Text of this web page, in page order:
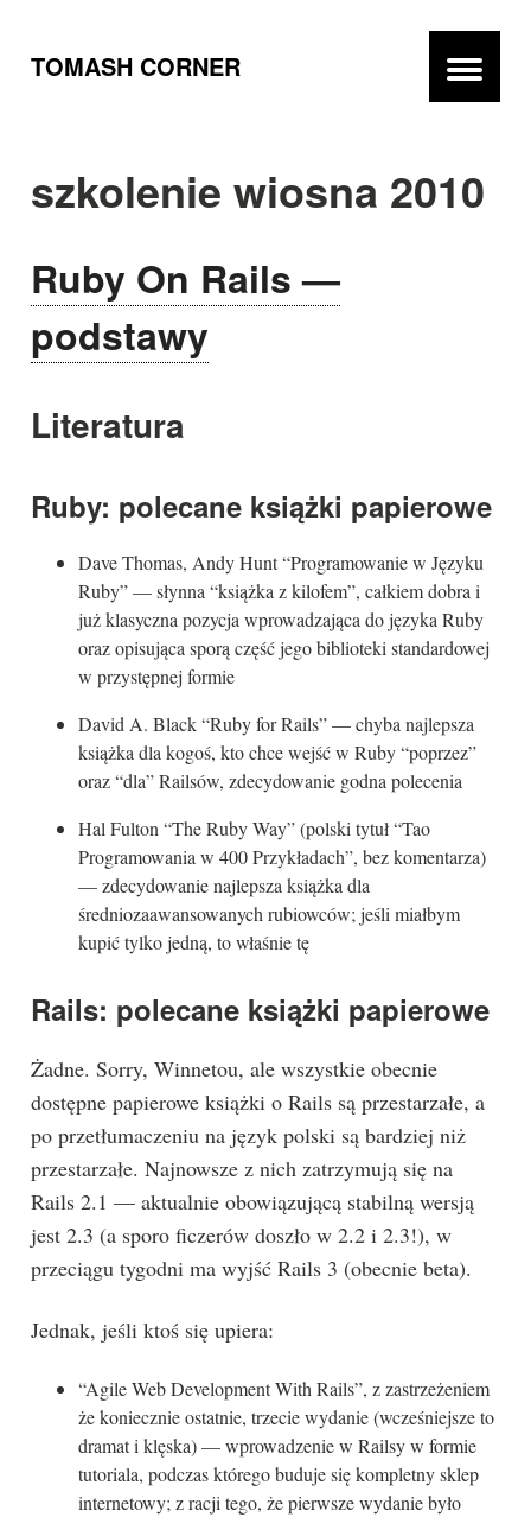
TOMASH CORNER
szkolenie wiosna 2010
Ruby On Rails —
podstawy
Literatura
Ruby: polecane książki papierowe
Dave Thomas, Andy Hunt “Programowanie w Języku
Ruby” — słynna “książka z kilofem”, całkiem dobra i
już klasyczna pozycja wprowadzająca do języka Ruby
oraz opisująca sporą część jego biblioteki standardowej
w przystępnej formie
David A. Black “Ruby for Rails” — chyba najlepsza
książka dla kogoś, kto chce wejść w Ruby “poprzez”
oraz “dla” Railsów, zdecydowanie godna polecenia
Hal Fulton “The Ruby Way” (polski tytuł “Tao
Programowania w 400 Przykładach”, bez komentarza)
— zdecydowanie najlepsza książka dla
średniozaawansowanych rubiowców; jeśli miałbym
kupić tylko jedną, to właśnie tę
Rails: polecane książki papierowe
Żadne. Sorry, Winnetou, ale wszystkie obecnie
dostępne papierowe książki o Rails są przestarzałe, a
po przetłumaczeniu na język polski są bardziej niż
przestarzałe. Najnowsze z nich zatrzymują się na
Rails 2.1 — aktualnie obowiązującą stabilną wersją
jest 2.3 (a sporo ficzerów doszło w 2.2 i 2.3!), w
przeciągu tygodni ma wyjść Rails 3 (obecnie beta).
Jednak, jeśli ktoś się upiera:
“Agile Web Development With Rails”, z zastrzeżeniem
że koniecznie ostatnie, trzecie wydanie (wcześniejsze to
dramat i klęska) — wprowadzenie w Railsy w formie
tutoriala, podczas którego buduje się kompletny sklep
internetowy; z racji tego, że pierwsze wydanie było